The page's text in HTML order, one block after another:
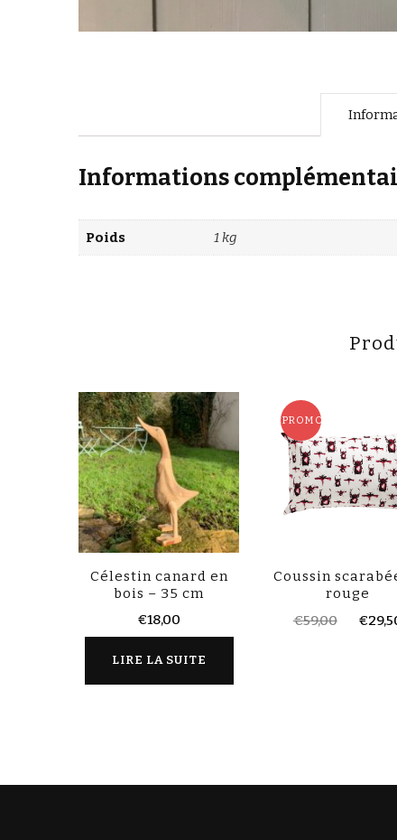
Informations
Poids 1 kg
Célestin canard en
bois – 35 cm
€18,00
LIRE LA SUITE
PROMO !
Coussin
rouge
€59,00 €